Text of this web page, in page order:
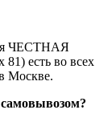
ЧЕСТНАЯ
81) есть во всех
Москве.
самовывозом?